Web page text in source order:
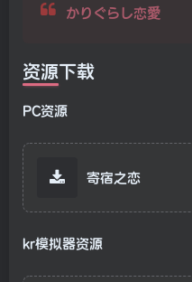
かりぐらし恋愛
资源下载
PC资源
寄宿之恋
kr模拟器资源